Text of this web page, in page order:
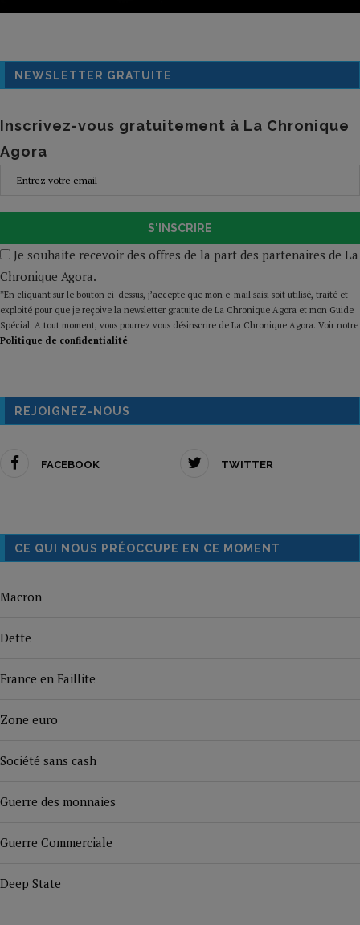
NEWSLETTER GRATUITE
Inscrivez-vous gratuitement à La Chronique
Agora
S'INSCRIRE
Je souhaite recevoir des offres de la part des partenaires de La
Chronique Agora.
*En cliquant sur le bouton ci-dessus, j’accepte que mon e-mail saisi soit utilisé, traité et
exploité pour que je reçoive la newsletter gratuite de La Chronique Agora et mon Guide
Spécial. A tout moment, vous pourrez vous désinscrire de La Chronique Agora. Voir notre
Politique de confidentialité.
REJOIGNEZ-NOUS
FACEBOOK TWITTER
CE QUI NOUS PRÉOCCUPE EN CE MOMENT
Macron
Dette
France en Faillite
Zone euro
Société sans cash
Guerre des monnaies
Guerre Commerciale
Deep State